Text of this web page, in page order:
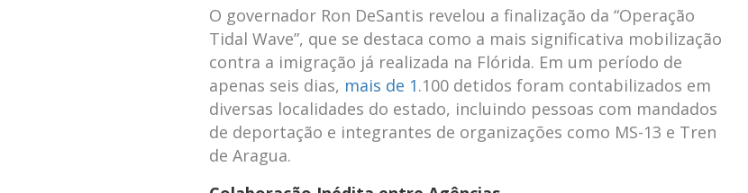
O governador Ron DeSantis revelou a finalização da “Operação
Tidal Wave”, que se destaca como a mais significativa mobilização
contra a imigração já realizada na Flórida. Em um período de
apenas seis dias, mais de 1.100 detidos foram contabilizados em
diversas localidades do estado, incluindo pessoas com mandados
de deportação e integrantes de organizações como MS-13 e Tren
de Aragua.